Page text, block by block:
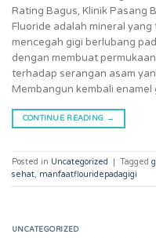
Rating Bagus, Klinik Pasang
Fluoride adalah mineral
mencegah gigi berlubang
dengan membuat
terhadap serangan asam
Membangun kembali
CONTINUE READING →
Posted in Uncategorized | Tagged
sehat, manfaatflouridepadagigi
UNCATEGORIZED